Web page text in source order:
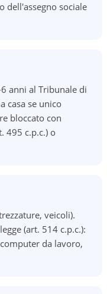
dell'assegno sociale
anni al Tribunale di
casa se unico
bloccato con
495 c.p.c.) o
veicoli).
(art. 514 c.p.c.):
da lavoro,